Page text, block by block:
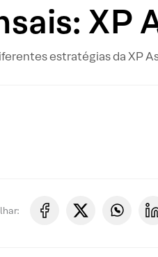
XP
estratégias da XP